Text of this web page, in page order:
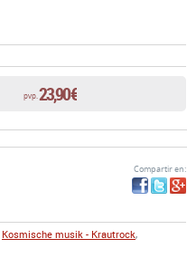
pvp. 23,90 €
Kosmische musik - Krautrock,
Compartir en: